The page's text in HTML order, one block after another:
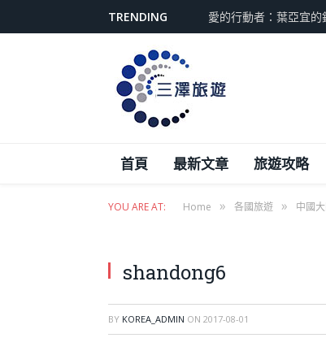
TRENDING 愛的行動者：葉亞宜
首頁 最新文章 旅遊攻略
YOU ARE AT: Home » 各國旅遊 » 中國
shandong6
BY KOREA_ADMIN ON 2017-08-01